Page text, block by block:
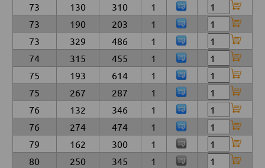
73
130 310
1
73
190 203
1
73
329 486
1
74
315 455
1
75
193 614
1
75
267 287
1
76
132 346
1
76
274 474
1
79
162 300
1
80
250 345
1